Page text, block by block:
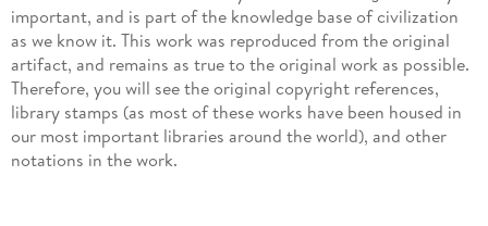
important, and is part of the knowledge base of civilization
as we know it. This work was reproduced from the original
artifact, and remains as true to the original work as possible.
Therefore, you will see the original copyright references,
library stamps (as most of these works have been housed in
our most important libraries around the world), and other
notations in the work.